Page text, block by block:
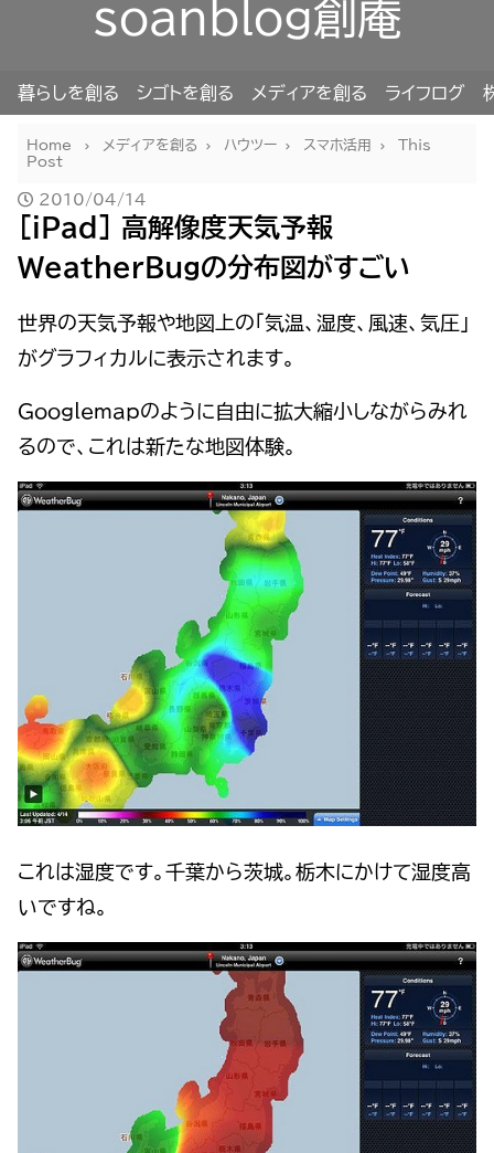
soanblog創庵
暮らしを創る シゴトを創る メディアを創る ライフログ
Home メディアを創る ハウツー スマホ活用
This
Post
2010/04/14
[iPad] 高解像度天気予報
WeatherBugの分布図がすごい
世界の天気予報や地図上の「気温、湿度、風速、気圧」
がグラフィカルに表示されます。
Googlemapのように自由に拡大縮小しながらみれ
るので、これは新たな地図体験。
これは湿度です。千葉から茨城。栃木にかけて湿度高
いですね。